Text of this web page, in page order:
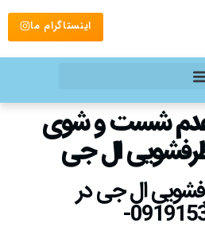
اینستاگرام ما
شست و شوی
ال جی
ال جی در
پردیسان قم |09191530565-